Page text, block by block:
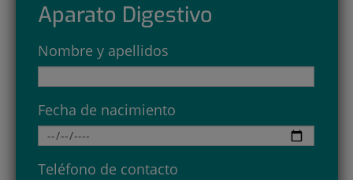
Aparato Digestivo
Nombre y apellidos
Fecha de nacimiento
Teléfono de contacto